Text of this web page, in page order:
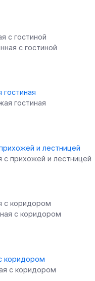
с гостиной
гостиная
с прихожей и лестницей
с коридором
с коридором